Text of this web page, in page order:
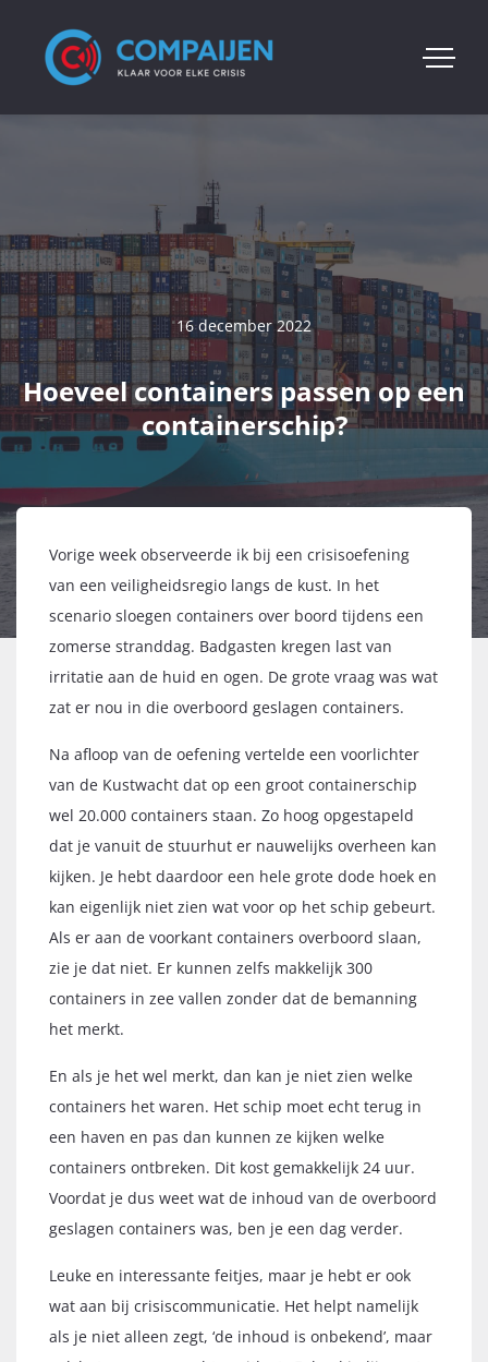
16 december 2022
Hoeveel containers passen op een
containerschip?
Vorige week observeerde ik bij een crisisoefening
van een veiligheidsregio langs de kust. In het
scenario sloegen containers over boord tijdens een
zomerse stranddag. Badgasten kregen last van
irritatie aan de huid en ogen. De grote vraag was wat
zat er nou in die overboord geslagen containers.
Na afloop van de oefening vertelde een voorlichter
van de Kustwacht dat op een groot containerschip
wel 20.000 containers staan. Zo hoog opgestapeld
dat je vanuit de stuurhut er nauwelijks overheen kan
kijken. Je hebt daardoor een hele grote dode hoek en
kan eigenlijk niet zien wat voor op het schip gebeurt.
Als er aan de voorkant containers overboord slaan,
zie je dat niet. Er kunnen zelfs makkelijk 300
containers in zee vallen zonder dat de bemanning
het merkt.
En als je het wel merkt, dan kan je niet zien welke
containers het waren. Het schip moet echt terug in
een haven en pas dan kunnen ze kijken welke
containers ontbreken. Dit kost gemakkelijk 24 uur.
Voordat je dus weet wat de inhoud van de overboord
geslagen containers was, ben je een dag verder.
Leuke en interessante feitjes, maar je hebt er ook
wat aan bij crisiscommunicatie. Het helpt namelijk
als je niet alleen zegt, ‘de inhoud is onbekend’, maar